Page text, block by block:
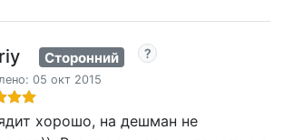
Сторонний
05 окт 2015
хорошо, на дешман не